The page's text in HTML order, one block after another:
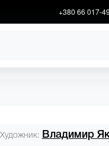
+380 66 017-
Художник: Владимир